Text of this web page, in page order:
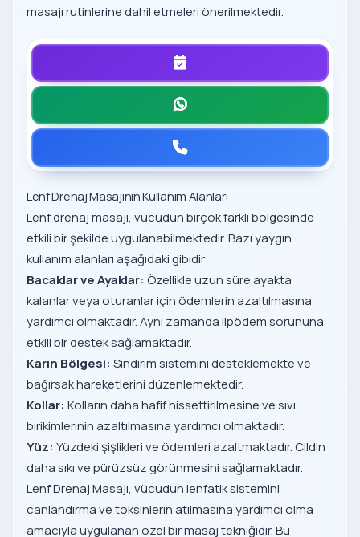
masajı rutinlerine dahil etmeleri önerilmektedir.
Lenf Drenaj Masajının Kullanım Alanları
Lenf drenaj masajı, vücudun birçok farklı bölgesinde
etkili bir şekilde uygulanabilmektedir. Bazı yaygın
kullanım alanları aşağıdaki gibidir:
Bacaklar ve Ayaklar: Özellikle uzun süre ayakta
kalanlar veya oturanlar için ödemlerin azaltılmasına
yardımcı olmaktadır. Aynı zamanda lipödem sorununa
etkili bir destek sağlamaktadır.
Karın Bölgesi: Sindirim sistemini desteklemekte ve
bağırsak hareketlerini düzenlemektedir.
Kollar: Kolların daha hafif hissettirilmesine ve sıvı
birikimlerinin azaltılmasına yardımcı olmaktadır.
Yüz: Yüzdeki şişlikleri ve ödemleri azaltmaktadır. Cildin
daha sıkı ve pürüzsüz görünmesini sağlamaktadır.
Lenf Drenaj Masajı, vücudun lenfatik sistemini
canlandırma ve toksinlerin atılmasına yardımcı olma
amacıyla uygulanan özel bir masaj tekniğidir. Bu